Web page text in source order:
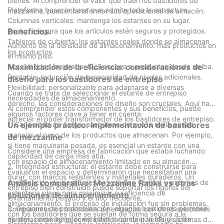
mezzanine, puede transformar sus operaciones de almacén.
Plataforma base: la base que admite toda la estructura.
Columnas verticales: mantenga los estantes en su lugar.
Techo: asegura que los artículos estén seguros y protegidos.
Tableros de cubierta: los estantes reales donde se almacenan
los productos.
Beneficios:
Aumento de la densidad de almacenamiento: más productos en
el mismo piso.
Accesibilidad mejorada: fácil acceso a productos desde arriba.
Rentable: reducción de la necesidad de niveles adicionales.
Flexibilidad: personalizable para adaptarse a diversas
necesidades de almacenamiento.
Al comprender estos componentes y sus beneficios, puede
apreciar el poder transformador de los bastidores de entrepiso.
Maximización de la eficiencia: consideraciones de
diseño para los bastidores de entrepiso
Cuando se trata de seleccionar el estante de entrepiso
derecho, las consideraciones de diseño son cruciales. Aquí hay
algunos factores clave a tener en cuenta:
1. Capacidad de carga: asegúrese de que la rejilla pueda
manejar el peso de los productos que almacenan. Por ejemplo,
si tiene maquinaria pesada, es esencial un estante con una
capacidad de carga más alta.
2. Integridad estructural: el estante debe construirse para
durar, con marcos resistentes y materiales duraderos. Un
entrepiso bien construido puede soportar los rigores del
levantamiento pesado y el uso frecuente.
3. Opciones de personalización: algunos bastidores permiten
ajustes, como agregar estantes o cambiar la altura. Esta
Un ejemplo práctico: implementación de bastidores
de mezzanine
Considere una empresa de fabricación que estaba luchando
con espacio de almacenamiento limitado en su almacén.
Evaluaron el espacio y determinaron que necesitaban una
combinación de bastidores en voladizo vertical y sistemas de
estantería plana para maximizar su eficiencia de
almacenamiento. El proceso de instalación fue sin problemas,
con los bastidores que se sujetan de forma segura a la
Análisis comparativo: Mezzanine Racks vs otras
soluciones de almacenamiento
Comparemos los bastidores de entrepiso con otras soluciones
de almacenamiento como bastidores de paletas y sistemas de